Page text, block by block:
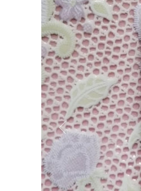
Вперёд